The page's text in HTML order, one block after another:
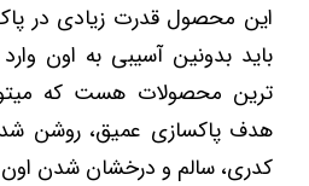
این محصول قدرت زیادی در
باید بدونین آسیبی به اون
ترین محصولات هست که
هدف پاکسازی عمیق، روشن
کدری، سالم و درخشان شدن اون